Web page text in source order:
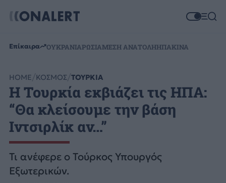
Επίκαιρα ΟΥΚΡΑΝΙΑΡΩΣΙΑΜΕΣΗ ΑΝΑΤΟΛΗΗΠΑΚΙΝΑ
HOME ΚΟΣΜΟΣ ΤΟΥΡΚΙΑ
Η Τουρκία εκβιάζει τις ΗΠΑ:
“Θα κλείσουμε την βάση
Ιντσιρλίκ αν…”
Τι ανέφερε ο Τούρκος Υπουργός
Εξωτερικών.